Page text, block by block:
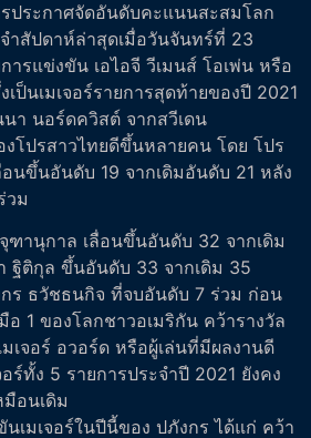
ประกาศจัดอันดับคะแนนสะสมโลก
สัปดาห์ล่าสุดเมื่อวันจันทร์ที่ 23
รแข่งขัน เอไอจี วีเมนส์ โอเพ่น หรือ
ป็นเมเจอร์รายการสุดท้ายของปี 2021
า นอร์ดควิสต์ จากสวีเดน
โปรสาวไทยดีขึ้นหลายคน โดย โปร
อนขึ้นอันดับ 19 จากเดิมอันดับ 21 หลัง
วม
านุกาล เลื่อนขึ้นอันดับ 32 จากเดิม
ฐิติกุล ขึ้นอันดับ 33 จากเดิม 35
ร ธวัชธนกิจ ที่จบอันดับ 7 ร่วม ก่อน
อ 1 ของโลกชาวอเมริกัน คว้ารางวัล
เจอร์ อวอร์ด หรือผู้เล่นที่มีผลงานดี
ร์ทั้ง 5 รายการประจำปี 2021 ยังคง
อนเดิม
เมเจอร์ในปีนี้ของ ปภังกร ได้แก่ คว้า